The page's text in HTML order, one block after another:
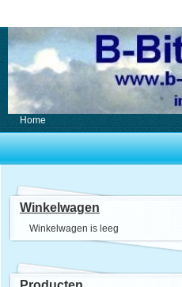
Home
Winkelwagen
Winkelwagen is leeg